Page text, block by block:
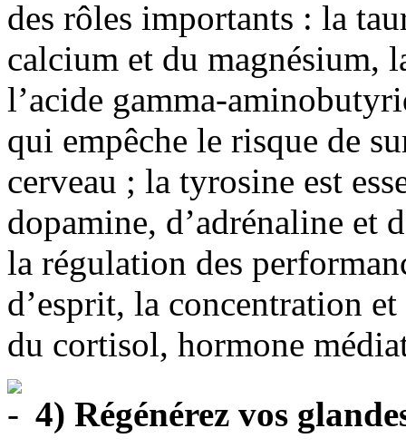
des rôles importants : la
calcium et du magnésium,
l’acide gamma-
qui empêche le risque de
cerveau ; la tyrosine est
dopamine, d’adrénaline et
la régulation des
d’esprit, la concentration
du cortisol, hormone
4) Régénérez vos